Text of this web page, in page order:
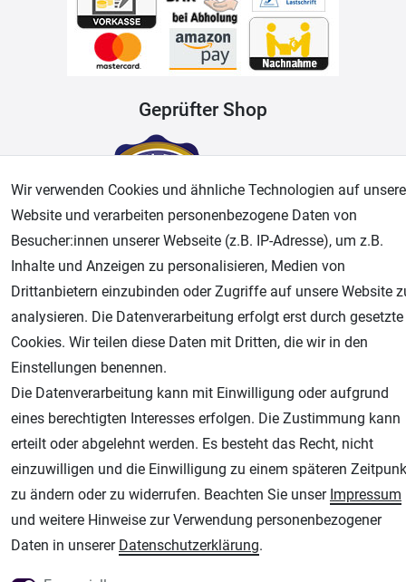
Geprüfter Shop
AGB Widerrufsrecht Datenschutz Impressum
Unsere weiteren Shops:
Airbrush-City
Fachhandel für: Airbrushpistolen, Kompressoren, Airbrushfarben
Modellbau-City
Modellbau Shop
Plotter-City
Schneideplotter, Transferpressen, Siebdruck und Plotterfolien
Im Shop Kaufen
Wir verwenden Cookies und ähnliche Technologien auf
Website und verarbeiten personenbezogene Daten von
Besucher:innen unserer Webseite (z.B. IP-Adresse), um z.B.
Inhalte und Anzeigen zu personalisieren, Medien von
Drittanbietern einzubinden oder Zugriffe auf unsere Website
analysieren. Die Datenverarbeitung erfolgt erst durch gesetzte
Cookies. Wir teilen diese Daten mit Dritten, die wir in den
Einstellungen benennen.
Die Datenverarbeitung kann mit Einwilligung oder aufgrund
eines berechtigten Interesses erfolgen. Die Zustimmung kann
erteilt oder abgelehnt werden. Es besteht das Recht, nicht
einzuwilligen und die Einwilligung zu einem späteren
zu ändern oder zu widerrufen. Beachten Sie unser Impressum
und weitere Hinweise zur Verwendung personenbezogener
Daten in unserer Daten­schutz­erklärung.